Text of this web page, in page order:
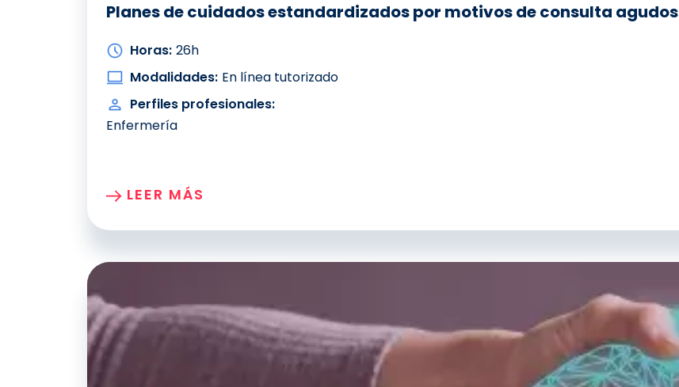
Planes de cuidados estandardizados por motivos de consulta agudos
Horas: 26h
Modalidades: En línea tutorizado
Perfiles profesionales:
Enfermería
LEER MÁS